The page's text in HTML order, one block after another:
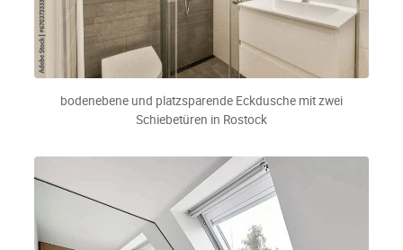
bodenebene und platzsparende Eckdusche mit zwei
Schiebetüren in Rostock